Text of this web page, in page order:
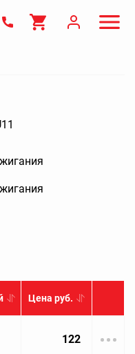
Цена руб.
122